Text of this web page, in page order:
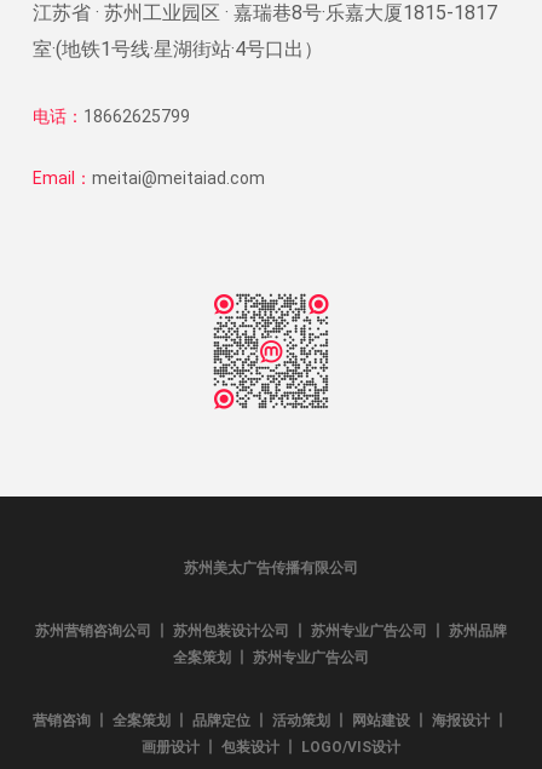
江苏省 · 苏州工业园区 · 嘉瑞巷8号·乐嘉大厦1815-1817
室·(地铁1号线·星湖街站·4号口出）
电话： 18662625799
Email： meitai@meitaiad.com
苏州美太广告传播有限公司
苏州营销咨询公司 丨 苏州包装设计公司 丨 苏州专业广告公司 丨 苏州品牌
全案策划 丨 苏州专业广告公司
营销咨询 丨 全案策划 丨 品牌定位 丨 活动策划 丨 网站建设 丨 海报设计 丨
画册设计 丨 包装设计 丨 LOGO/VIS设计